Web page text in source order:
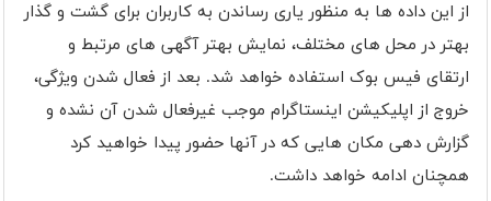
از این داده ها به منظور یاری رساندن به کاربران برای گشت و گذار
بهتر در محل های مختلف، نمایش بهتر آگهی های مرتبط و
ارتقای فیس بوک استفاده خواهد شد. بعد از فعال شدن ویژگی،
خروج از اپلیکیشن اینستاگرام موجب غیرفعال شدن آن نشده و
گزارش دهی مکان هایی که در آنها حضور پیدا خواهید کرد
همچنان ادامه خواهد داشت.